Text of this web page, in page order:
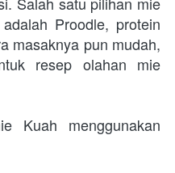
Proodle, protein
masaknya pun mudah,
resep olahan mie
Kuah menggunakan